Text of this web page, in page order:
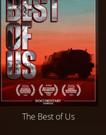
The Best of Us